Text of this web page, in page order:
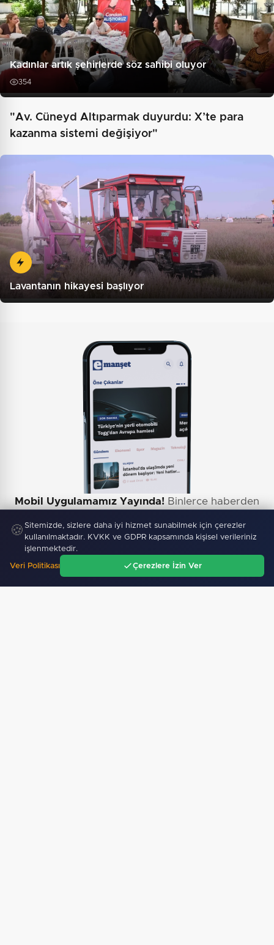
Kadınlar artık şehirlerde söz sahibi oluyor
354
"Av. Cüneyd Altıparmak duyurdu: X’te para
kazanma sistemi değişiyor"
Lavantanın hikayesi başlıyor
Mobil Uygulamamız Yayında! Binlerce haberden
🍪 Sitemizde, sizlere daha iyi hizmet sunabilmek için çerezler
kullanılmaktadır. KVKK ve GDPR kapsamında kişisel verileriniz
işlenmektedir.
Veri Politikası Çerezlere İzin Ver
Gündem Ara Menü